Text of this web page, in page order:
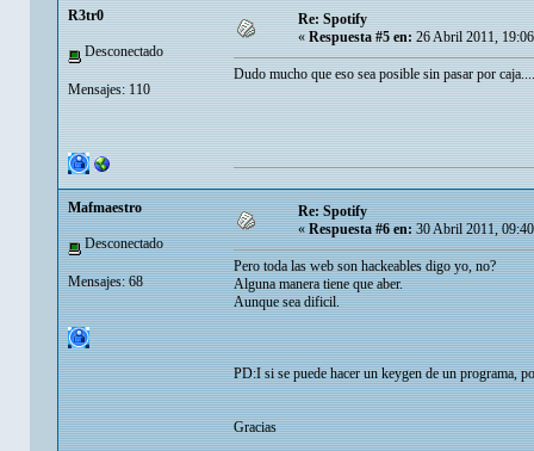
R3tr0
Desconectado
Mensajes: 110
Re: Spotify
« Respuesta #5 en: 26 Abril 2011,
Dudo mucho que eso sea posible sin pasar por caja....
Mafmaestro
Desconectado
Mensajes: 68
Re: Spotify
«Respuesta #6 en:30 Abril 2011,
Pero toda las web son hackeables digo yo, no?
Alguna manera tiene que aber.
Aunque sea dificil.
PD:I si se puede hacer un keygen de un programa,
Gracias